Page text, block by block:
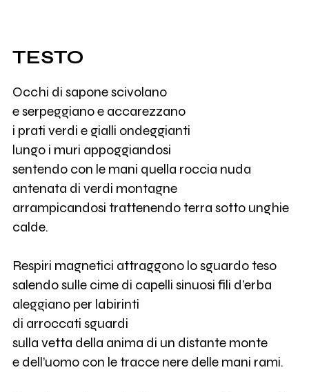
TESTO
Occhi di sapone scivolano
e serpeggiano e accarezzano
i prati verdi e gialli ondeggianti
lungo i muri appoggiandosi
sentendo con le mani quella roccia nuda
antenata di verdi montagne
arrampicandosi trattenendo terra sotto unghie
calde.
Respiri magnetici attraggono lo sguardo teso
salendo sulle cime di capelli sinuosi fili d’erba
aleggiano per labirinti
di arroccati sguardi
sulla vetta della anima di un distante monte
e dell’uomo con le tracce nere delle mani rami.